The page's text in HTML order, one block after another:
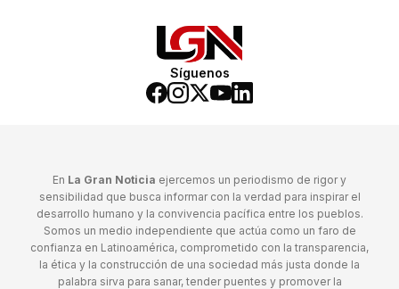
Síguenos
En La Gran Noticia ejercemos un periodismo de rigor y
sensibilidad que busca informar con la verdad para inspirar el
desarrollo humano y la convivencia pacífica entre los pueblos.
Somos un medio independiente que actúa como un faro de
confianza en Latinoamérica, comprometido con la transparencia,
la ética y la construcción de una sociedad más justa donde la
palabra sirva para sanar, tender puentes y promover la